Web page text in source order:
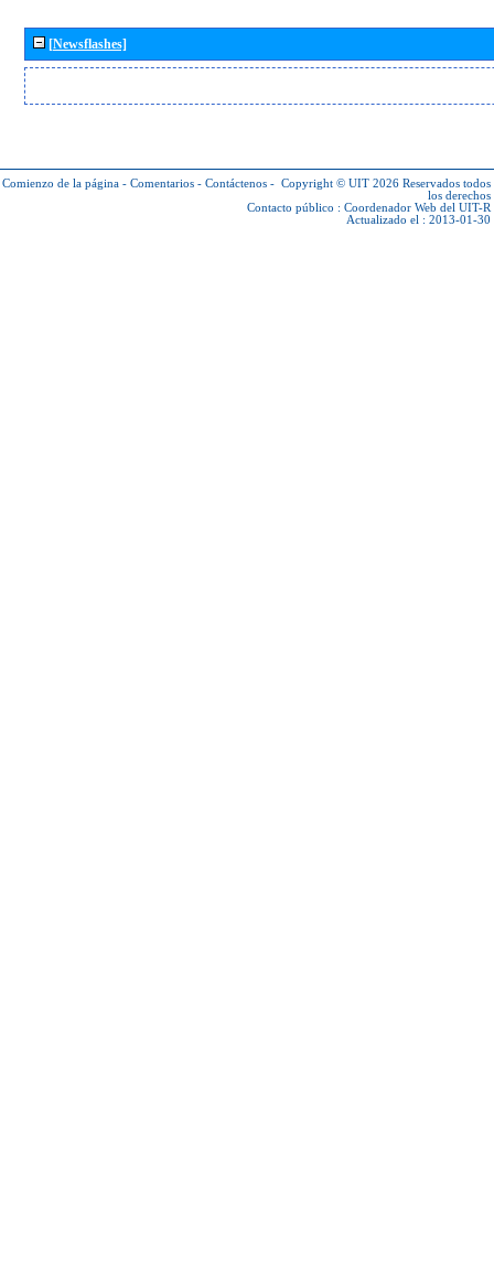
[Newsflashes]
Comienzo de la página - Comentarios - Contáctenos - Copyright © UIT 2026 Reservados todos
los derechos
Contacto público : Coordenador Web del UIT-R
Actualizado el : 2013-01-30